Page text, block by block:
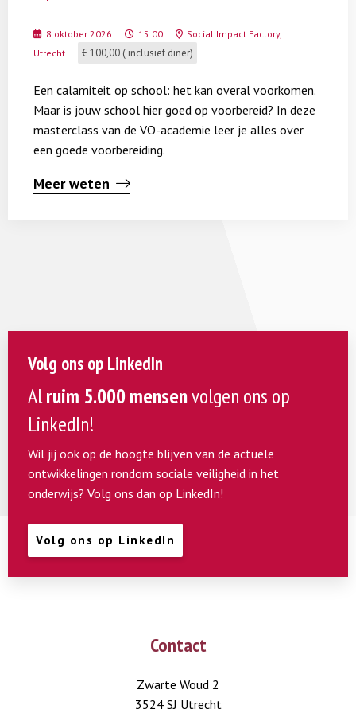
8 oktober 2026 15:00
Social Impact Factory,
Utrecht
€ 100,00 ( inclusief diner)
Een calamiteit op school: het kan overal voorkomen.
Maar is jouw school hier goed op voorbereid? In deze
masterclass van de VO-academie leer je alles over
een goede voorbereiding.
Meer weten
Volg ons op LinkedIn
Alruim 5.000 mensenvolgen ons op
LinkedIn!
Wil jij ook op de hoogte blijven van de actuele
ontwikkelingen rondom sociale veiligheid in het
onderwijs? Volg ons dan op LinkedIn!
Volg ons op LinkedIn
Contact
Zwarte Woud 2
3524 SJ Utrecht